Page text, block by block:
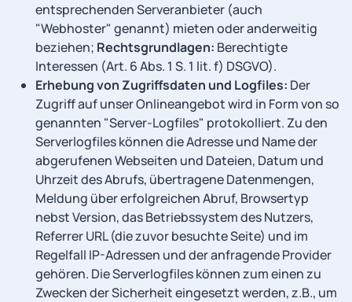
entsprechenden Serveranbieter (auch
"Webhoster" genannt) mieten oder anderweitig
beziehen; Rechtsgrundlagen: Berechtigte
Interessen (Art. 6 Abs. 1 S. 1 lit. f) DSGVO).
Erhebung von Zugriffsdaten und Logfiles: Der
Zugriff auf unser Onlineangebot wird in Form von so
genannten "Server-Logfiles" protokolliert. Zu den
Serverlogfiles können die Adresse und Name der
abgerufenen Webseiten und Dateien, Datum und
Uhrzeit des Abrufs, übertragene Datenmengen,
Meldung über erfolgreichen Abruf, Browsertyp
nebst Version, das Betriebssystem des Nutzers,
Referrer URL (die zuvor besuchte Seite) und im
Regelfall IP-Adressen und der anfragende Provider
gehören. Die Serverlogfiles können zum einen zu
Zwecken der Sicherheit eingesetzt werden, z.B., um